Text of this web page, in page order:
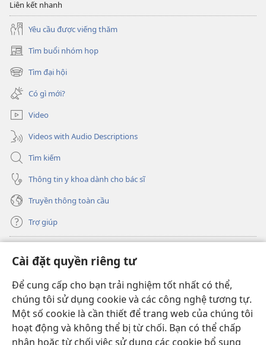
Cài đặt quyền riêng tư
Để cung cấp cho bạn trải nghiệm tốt nhất có thể,
chúng tôi sử dụng cookie và các công nghệ tương tự.
Một số cookie là cần thiết để trang web của chúng tôi
hoạt động và không thể bị từ chối. Bạn có thể chấp
nhận hoặc từ chối việc sử dụng các cookie bổ sung
Liên kết nhanh
Yêu cầu được viếng thăm
Tìm buổi nhóm họp
(mở
cửa
sổ
mới)
Tìm đại hội
(mở
cửa
sổ
mới)
Có gì mới?
Video
Videos with Audio Descriptions
Tìm kiếm
Thông tin y khoa dành cho bác sĩ
Truyền thông toàn cầu
Trợ giúp
(mở
cửa
sổ
mới)
THƯ VIỆN TRỰC TUYẾN Tháp Canh
(mở
cửa
sổ
mới)
JW Hub ®
(mở
cửa
sổ
JW Library